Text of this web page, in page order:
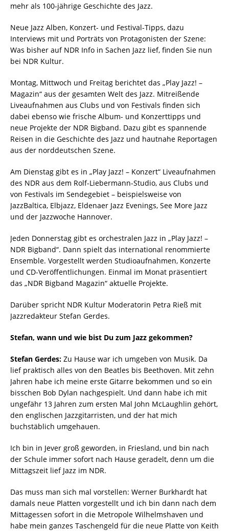
mehr als 100-jährige Geschichte des Jazz.
Neue Jazz Alben, Konzert- und Festival-Tipps, dazu
Interviews mit und Porträts von Protagonisten der Szene:
Was bisher auf NDR Info in Sachen Jazz lief, finden Sie nun
bei NDR Kultur.
Montag, Mittwoch und Freitag berichtet das „Play Jazz! –
Magazin“ aus der gesamten Welt des Jazz. Mitreißende
Liveaufnahmen aus Clubs und von Festivals finden sich
dabei ebenso wie frische Album- und Konzerttipps und
neue Projekte der NDR Bigband. Dazu gibt es spannende
Reisen in die Geschichte des Jazz und hautnahe Reportagen
aus der norddeutschen Szene.
Am Dienstag gibt es in „Play Jazz! – Konzert“ Liveaufnahmen
des NDR aus dem Rolf-Liebermann-Studio, aus Clubs und
von Festivals im Sendegebiet – beispielsweise von
JazzBaltica, Elbjazz, Eldenaer Jazz Evenings, See More Jazz
und der Jazzwoche Hannover.
Jeden Donnerstag gibt es orchestralen Jazz in „Play Jazz! –
NDR Bigband“. Dann spielt das international renommierte
Ensemble. Vorgestellt werden Studioaufnahmen, Konzerte
und CD-Veröffentlichungen. Einmal im Monat präsentiert
das „NDR Bigband Magazin“ aktuelle Projekte.
Darüber spricht NDR Kultur Moderatorin Petra Rieß mit
Jazzredakteur Stefan Gerdes.
Stefan, wann und wie bist Du zum Jazz gekommen?
Stefan Gerdes: Zu Hause war ich umgeben von Musik. Da
lief praktisch alles von den Beatles bis Beethoven. Mit zehn
Jahren habe ich meine erste Gitarre bekommen und so ein
bisschen Bob Dylan nachgespielt. Und dann habe ich mit
ungefähr 13 Jahren zum ersten Mal John McLaughlin gehört,
den englischen Jazzgitarristen, und der hat mich
buchstäblich umgehauen.
Ich bin in Jever groß geworden, in Friesland, und bin nach
der Schule immer sofort nach Hause geradelt, denn um die
Mittagszeit lief Jazz im NDR.
Das muss man sich mal vorstellen: Werner Burkhardt hat
damals neue Platten vorgestellt und ich bin dann nach dem
Mittagessen sofort in die Metropole Wilhelmshaven und
habe mein ganzes Taschengeld für die neue Platte von Keith